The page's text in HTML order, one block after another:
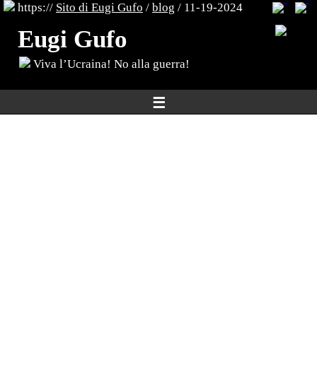
https:// Sito di Eugi Gufo / blog / 11-19-2024
Eugi Gufo
Viva l’Ucraina! No alla guerra!
☰